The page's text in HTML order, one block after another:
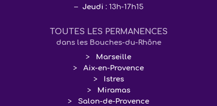
Jeudi : 13h-17h15
TOUTES LES PERMANENCES
dans les Bouches-du-Rhône
Marseille
Aix-en-Provence
Istres
Miramas
Salon-de-Provence